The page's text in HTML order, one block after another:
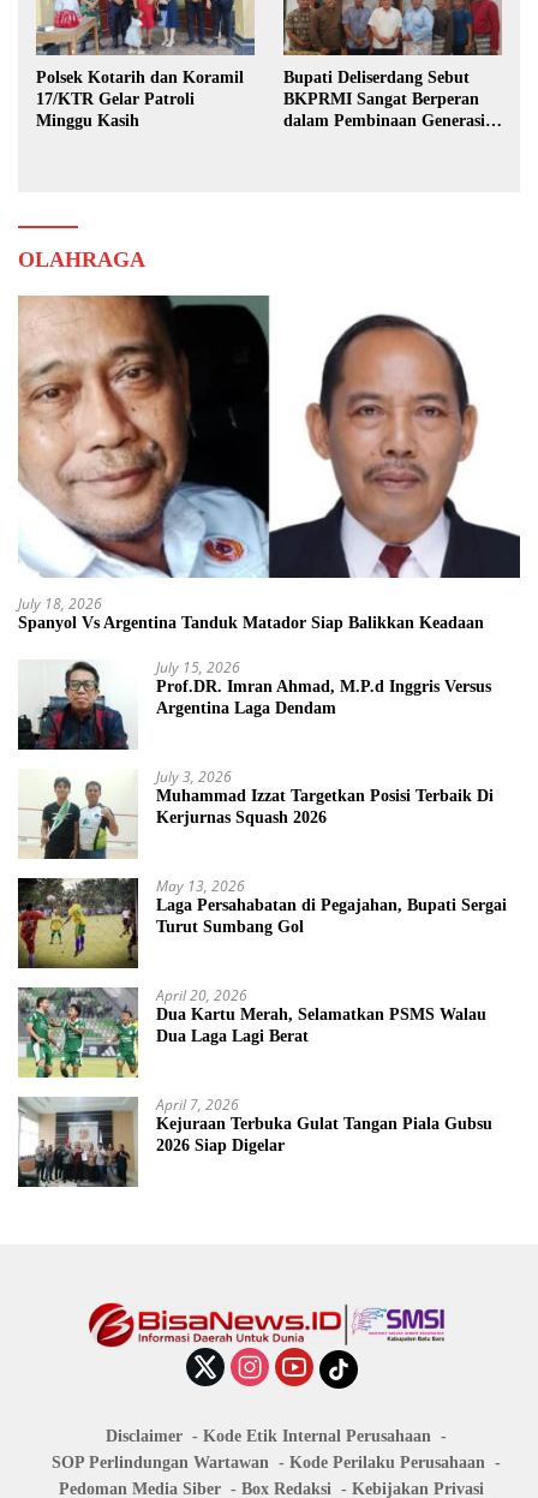
Polsek Kotarih dan Koramil
17/KTR Gelar Patroli
Minggu Kasih
Bupati Deliserdang Sebut
BKPRMI Sangat Berperan
dalam Pembinaan Generasi
OLAHRAGA
July 18, 2026
Spanyol Vs Argentina Tanduk Matador Siap Balikkan Keadaan
July 15, 2026
Prof.DR. Imran Ahmad, M.P.d Inggris Versus
Argentina Laga Dendam
July 3, 2026
Muhammad Izzat Targetkan Posisi Terbaik Di
Kerjurnas Squash 2026
May 13, 2026
Laga Persahabatan di Pegajahan, Bupati Sergai
Turut Sumbang Gol
April 20, 2026
Dua Kartu Merah, Selamatkan PSMS Walau
Dua Laga Lagi Berat
April 7, 2026
Kejuraan Terbuka Gulat Tangan Piala Gubsu
2026 Siap Digelar
Disclaimer
Kode Etik Internal Perusahaan
SOP Perlindungan Wartawan
Kode Perilaku Perusahaan
Pedoman Media Siber
Box Redaksi Kebijakan Privasi